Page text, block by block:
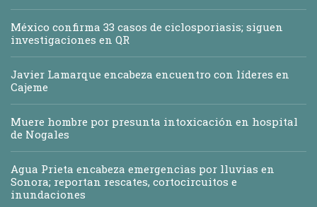
México confirma 33 casos de ciclosporiasis; siguen
investigaciones en QR
Javier Lamarque encabeza encuentro con líderes en
Cajeme
Muere hombre por presunta intoxicación en hospital
de Nogales
Agua Prieta encabeza emergencias por lluvias en
Sonora; reportan rescates, cortocircuitos e
inundaciones